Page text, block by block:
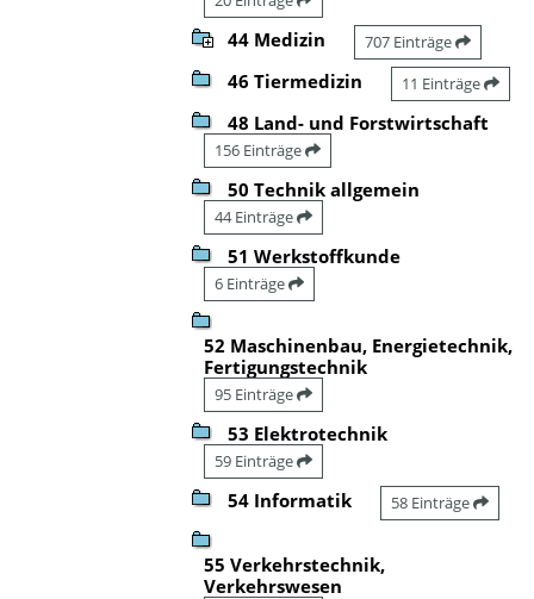
44 Medizin 707 Einträge
46 Tiermedizin 11 Einträge
48 Land- und Forstwirtschaft
156 Einträge
50 Technik allgemein
44 Einträge
51 Werkstoffkunde
6 Einträge
52 Maschinenbau, Energietechnik,
Fertigungstechnik
95 Einträge
53 Elektrotechnik
59 Einträge
54 Informatik 58 Einträge
55 Verkehrstechnik,
Verkehrswesen